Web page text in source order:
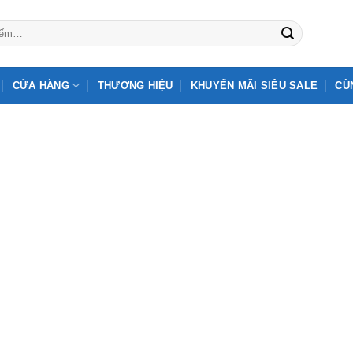
CỬA HÀNG THƯƠNG HIỆU KHUYẾN MÃI SIÊU SALE